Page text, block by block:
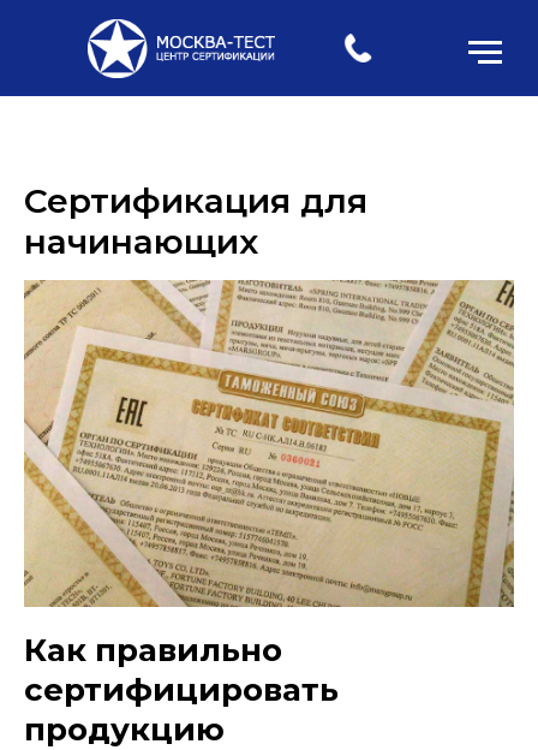
Сертификация для
начинающих
Как правильно
сертифицировать
продукцию